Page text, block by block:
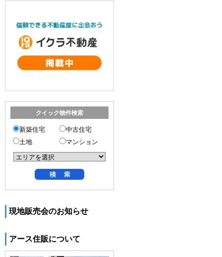
クイック物件検索
新築住宅
中古住宅
土地
マンション
現地販売会のお知らせ
アース住販について